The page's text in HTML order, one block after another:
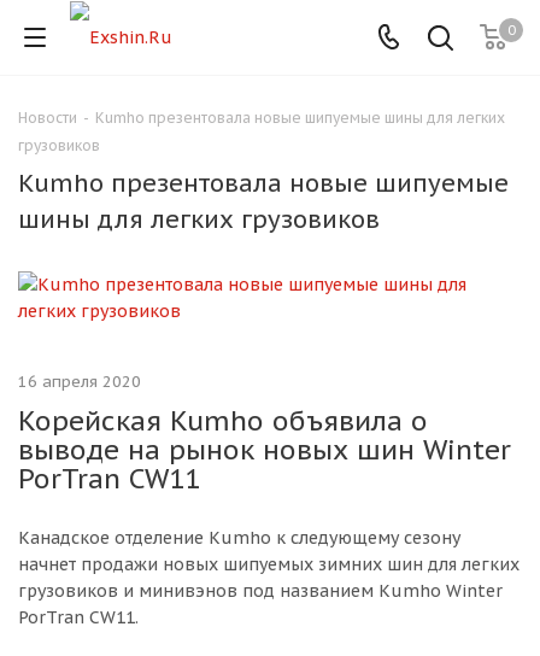
0
Новости - Kumho презентовала новые шипуемые шины для легких
грузовиков
Kumho презентовала новые шипуемые
шины для легких грузовиков
16 апреля 2020
Корейская Kumho объявила о
выводе на рынок новых шин Winter
PorTran CW11
Канадское отделение Kumho к следующему сезону
начнет продажи новых шипуемых зимних шин для легких
грузовиков и минивэнов под названием Kumho Winter
PorTran CW11.
Для клиентов всех банков
Разбейте
оплатуна части
без переплат
График платежей
Сегодня
25%
Добавляйте товары
в корзину